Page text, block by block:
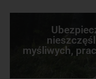
myśliwych,